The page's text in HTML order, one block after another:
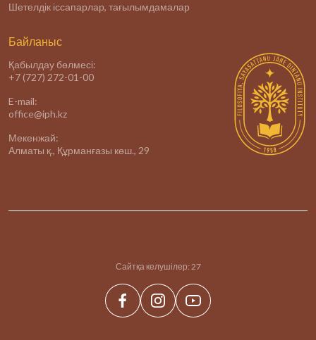
Шетелдік іссапарлар, тағылымдамалар
Байланыс
Қабылдау бөлмесі:
+7 (727) 272-01-00
E-mail:
office@iph.kz
Мекенжай:
Алматы қ., Құрманғазы көш., 29
Сайтқа келушілер: 27